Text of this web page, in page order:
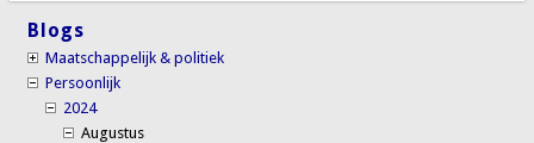
Blogs
Maatschappelijk & politiek
Persoonlijk
2024
Augustus